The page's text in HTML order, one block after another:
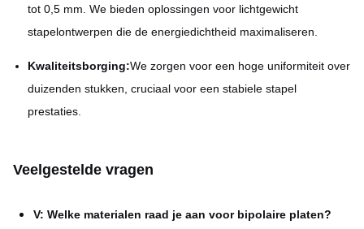
tot 0,5 mm. We bieden oplossingen voor lichtgewicht
stapelontwerpen die de energiedichtheid maximaliseren.
Kwaliteitsborging:We zorgen voor een hoge uniformiteit over
duizenden stukken, cruciaal voor een stabiele stapel
prestaties.
Veelgestelde vragen
V: Welke materialen raad je aan voor bipolaire platen?